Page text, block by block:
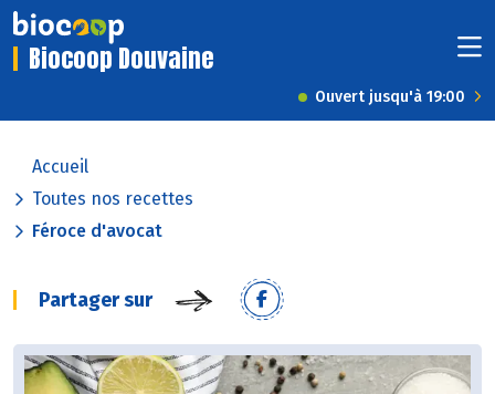
Biocoop Douvaine
Ouvert jusqu'à 19:00
Accueil
Toutes nos recettes
Féroce d'avocat
Partager sur